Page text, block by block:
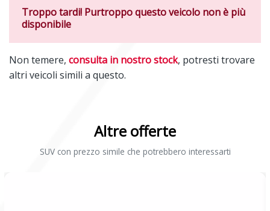
Troppo tardi! Purtroppo questo veicolo non è più
disponibile
Non temere, consulta in nostro stock, potresti trovare
altri veicoli simili a questo.
Altre offerte
SUV con prezzo simile che potrebbero interessarti